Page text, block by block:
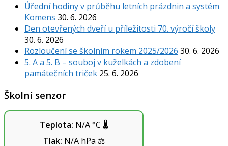
Úřední hodiny v průběhu letních prázdnin a systém
Komens 30. 6. 2026
Den otevřených dveří u příležitosti 70. výročí školy
30. 6. 2026
Rozloučení se školním rokem 2025/2026 30. 6. 2026
5. A a 5. B – souboj v kuželkách a zdobení
památečních triček 25. 6. 2026
Školní senzor
Teplota: N/A°C 🌡️
Tlak: N/AhPa ⚖️